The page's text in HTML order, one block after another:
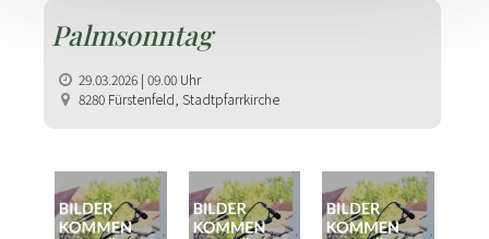
Palmsonntag
29.03.2026 | 09.00 Uhr
8280 Fürstenfeld, Stadtpfarrkirche